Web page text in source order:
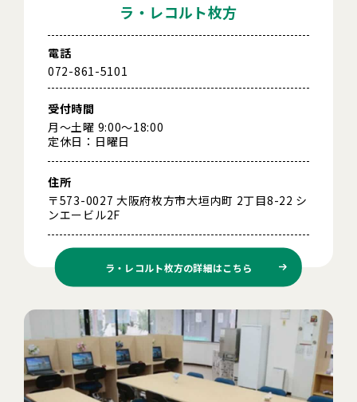
ラ・レコルト枚方
電話
072-861-5101
受付時間
月～土曜 9:00～18:00
定休日：日曜日
住所
〒573-0027 大阪府枚方市大垣内町 2丁目8-22 シ
ンエービル2F
ラ・レコルト枚方の詳細はこちら